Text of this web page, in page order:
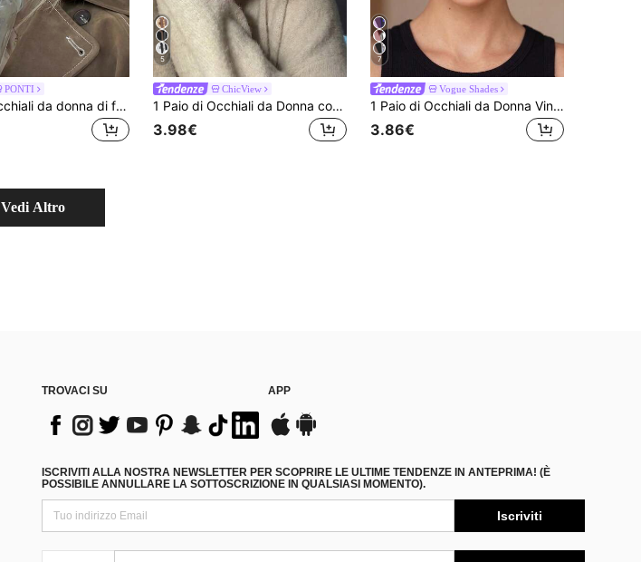
PONTI
1 pezzo Occhiali da donna di forma ovale senza prescrizione, eleganti e alla moda, adatti come accessori da viaggio e per outfit quotidiani
5
ChicView
1 Paio di Occhiali da Donna con Montatura Oversize, Stile Sexy Occhio di Gatto, Montatura Trasparente, Stile di Strada alla Moda
3.98€
7
Vogue Shades
1 Paio di Occhiali da Donna Vintage con Blocchi di Colore Asimmetrici a Forma di Poligono, Outfit da Pendolare alla Moda, Lenti Piane Personalizzate in Stile vintage
3.86€
Vedi Altro
TROVACI SU APP
ISCRIVITI ALLA NOSTRA NEWSLETTER PER SCOPRIRE LE ULTIME TENDENZE IN ANTEPRIMA! (È
POSSIBILE ANNULLARE LA SOTTOSCRIZIONE IN QUALSIASI MOMENTO).
Iscriviti